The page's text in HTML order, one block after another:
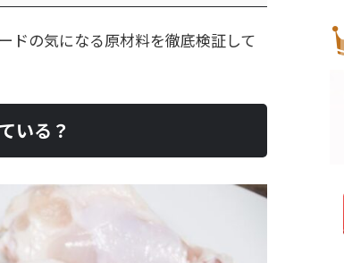
ドの気になる原材料を徹底検証して
いる？